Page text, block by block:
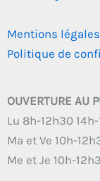
Mentions légales
Politique de
OUVERTURE AU
Lu 8h-12h30
Ma et Ve 10h-
Me et Je 10h-